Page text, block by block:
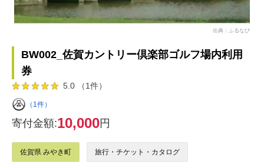
出典：ふるなび
BW002_佐賀カントリー倶楽部ゴルフ場内利用
券
5.0 （1件）
（1件）
寄付金額:10,000円
佐賀県 みやき町 旅行・チケット・カタログ